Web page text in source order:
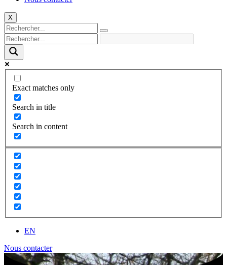
X
Exact matches only
Search in title
Search in content
EN
Nous contacter